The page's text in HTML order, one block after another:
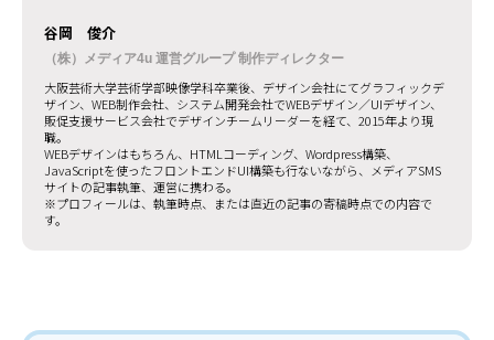
谷岡 俊介
（株）メディア4u 運営グループ 制作ディレクター
大阪芸術大学芸術学部映像学科卒業後、デザイン会社にてグラフィックデ
ザイン、WEB制作会社、システム開発会社でWEBデザイン／UIデザイン、
販促支援サービス会社でデザインチームリーダーを経て、2015年より現
職。
WEBデザインはもちろん、HTMLコーディング、Wordpress構築、
JavaScriptを使ったフロントエンドUI構築も行ないながら、メディアSMS
サイトの記事執筆、運営に携わる。
※プロフィールは、執筆時点、または直近の記事の寄稿時点での内容で
す。